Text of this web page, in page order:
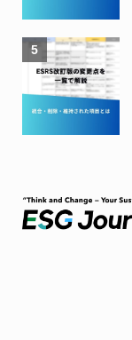
5